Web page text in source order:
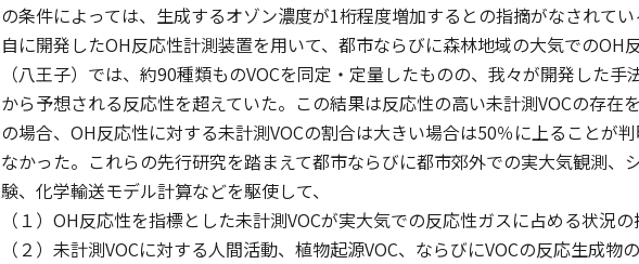
の条件によっては、生成するオゾン濃度が1桁程度増加するとの指摘がなされて
自に開発したOH反応性計測装置を用いて、都市ならびに森林地域の大気での
（八王子）では、約90種類ものVOCを同定・定量したものの、我々が開発した
から予想される反応性を超えていた。この結果は反応性の高い未計測VOCの存在
の場合、OH反応性に対する未計測VOCの割合は大きい場合は50％に上ることが
なかった。これらの先行研究を踏まえて都市ならびに都市郊外での実大気観測、
験、化学輸送モデル計算などを駆使して、
（１）OH反応性を指標とした未計測VOCが実大気での反応性ガスに占める状況
（２）未計測VOCに対する人間活動、植物起源VOC、ならびにVOCの反応生成物